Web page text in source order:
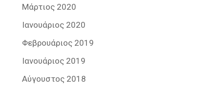
Μάρτιος 2020
Ιανουάριος 2020
Φεβρουάριος 2019
Ιανουάριος 2019
Αύγουστος 2018